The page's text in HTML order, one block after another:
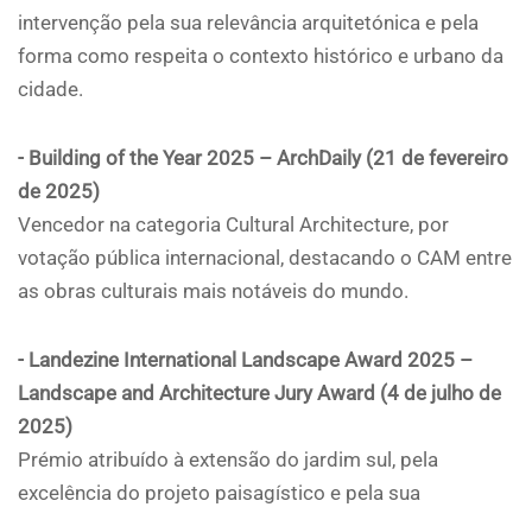
intervenção pela sua relevância arquitetónica e pela
forma como respeita o contexto histórico e urbano da
cidade.
- Building of the Year 2025 – ArchDaily (21 de fevereiro
de 2025)
Vencedor na categoria Cultural Architecture, por
votação pública internacional, destacando o CAM entre
as obras culturais mais notáveis do mundo.
- Landezine International Landscape Award 2025 –
Landscape and Architecture Jury Award (4 de julho de
2025)
Prémio atribuído à extensão do jardim sul, pela
excelência do projeto paisagístico e pela sua